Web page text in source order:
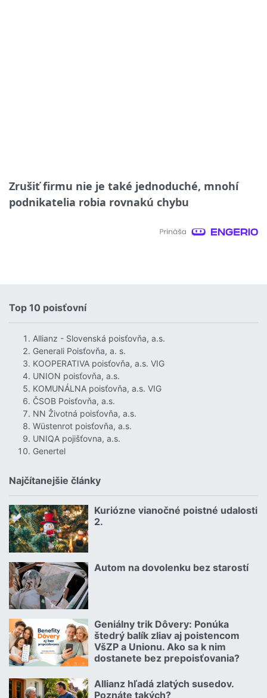
Zrušiť firmu nie je také jednoduché, mnohí
podnikatelia robia rovnakú chybu
Top 10 poisťovní
Allianz - Slovenská poisťovňa, a.s.
Generali Poisťovňa, a. s.
KOOPERATIVA poisťovňa, a.s. VIG
UNION poisťovňa, a.s.
KOMUNÁLNA poisťovňa, a.s. VIG
ČSOB Poisťovňa, a.s.
NN Životná poisťovňa, a.s.
Wüstenrot poisťovňa, a.s.
UNIQA pojišťovna, a.s.
Genertel
Najčítanejšie články
Kuriózne vianočné poistné udalosti
2.
18.12.2024 | | redakcia
Autom na dovolenku bez starostí
02.07.2026 |
Geniálny trik Dôvery: Ponúka
štedrý balík zliav aj poistencom
VšZP a Unionu. Ako sa k nim
dostanete bez prepoisťovania?
06.07.2026 | | redakcia
Allianz hľadá zlatých susedov.
Poznáte takých?
08.07.2026 |